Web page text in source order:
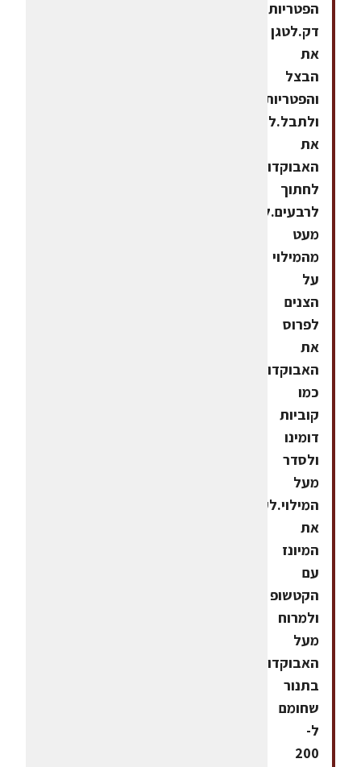
הפטריות
דק.לטגן
את
הבצל
והפטריות
ולתבל.לקלף
את
האבוקדו
לחתוך
לרבעים.לסדר
מעט
מהמילוי
על
הצנים
לפרוס
את
האבוקדו
כמו
קוביות
דומינו
ולסדר
מעל
המילוי.לערבב
את
המיונז
עם
הקטשופ
ולמרוח
מעל
האבוקדו.לאפות
בתנור
שחומם
ל-
200